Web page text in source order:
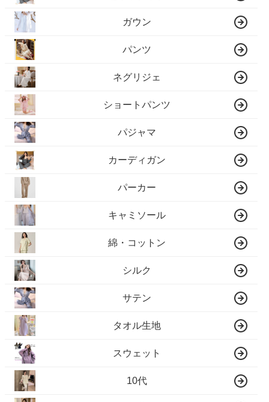
ガウン
パンツ
ネグリジェ
ショートパンツ
パジャマ
カーディガン
パーカー
キャミソール
綿・コットン
シルク
サテン
タオル生地
スウェット
10代